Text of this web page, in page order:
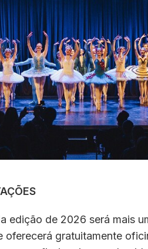
edição de 2026 será mais
gratuitamente